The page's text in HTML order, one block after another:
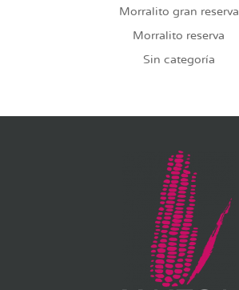
Morralito gran reserva
Morralito reserva
Sin categoría